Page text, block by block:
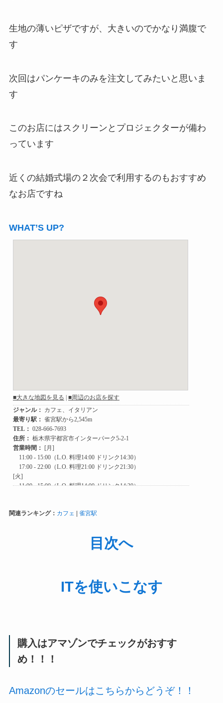
生地の薄いピザですが、大きいのでかなり満腹で
す
次回はパンケーキのみを注文してみたいと思いま
す
このお店にはスクリーンとプロジェクターが備わ
っています
近くの結婚式場の２次会で利用するのもおすすめ
なお店ですね
WHAT’S UP?
関連ランキング： カフェ 雀宮駅
目次へ
ITを使いこなす
購入はアマゾンでチェックがおすす
め！！！
Amazonのセールはこちらからどうぞ！！